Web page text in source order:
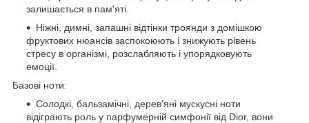
залишається в пам'яті.
Ніжні, димні, запашні відтінки троянди з домішкою
фруктових нюансів заспокоюють і знижують рівень
стресу в організмі, розслабляють і упорядковують
емоції.
Базові ноти:
Солодкі, бальзамічні, дерев'яні мускусні ноти
відіграють роль у парфумерній симфонії від Dior, вони